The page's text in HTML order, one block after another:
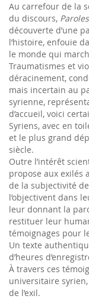
Au carrefour de la
du discours,
découverte d’une
l’histoire, enfouie
le monde qui
Traumatismes et
déracinement,
mais incertain au
syrienne,
d’accueil, voici
Syriens, avec en
et le plus grand
siècle.
Outre l’intérêt
propose aux exilés
de la subjectivité
l’objectivent dans
leur donnant la
restituer leur
témoignages pour
Un texte
d’heures
À travers ces
universitaire
de l’exil.